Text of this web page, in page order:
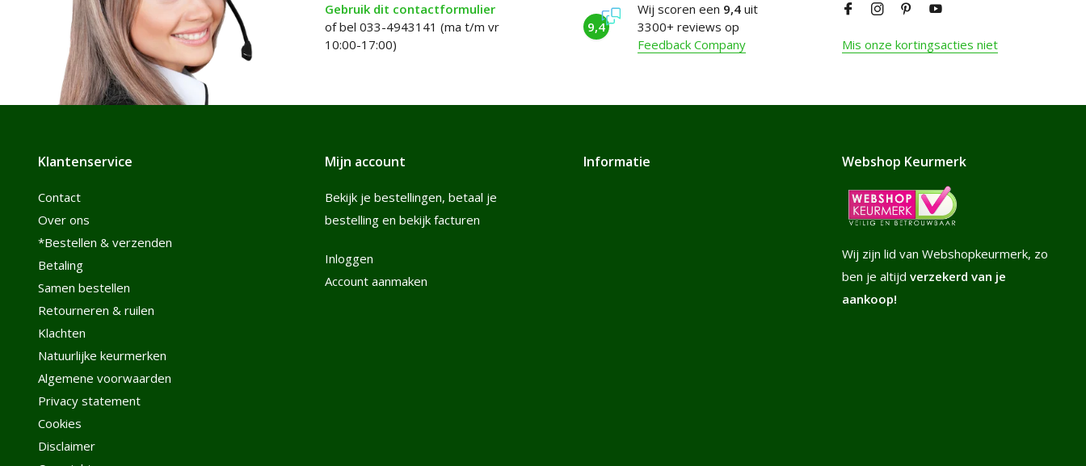
Gebruik dit contactformulier
of bel 033-4943141 (ma t/m vr
10:00-17:00)
9,4
Wij scoren een 9,4 uit
3300+ reviews op
Feedback Company
Mis onze kortingsacties niet
Klantenservice
Contact
Over ons
*Bestellen & verzenden
Betaling
Samen bestellen
Retourneren & ruilen
Klachten
Natuurlijke keurmerken
Algemene voorwaarden
Privacy statement
Cookies
Disclaimer
Mijn account
Bekijk je bestellingen, betaal je
bestelling en bekijk facturen
Inloggen
Account aanmaken
Informatie Webshop Keurmerk
Wij zijn lid van Webshopkeurmerk, zo
ben je altijd verzekerd van je
aankoop!